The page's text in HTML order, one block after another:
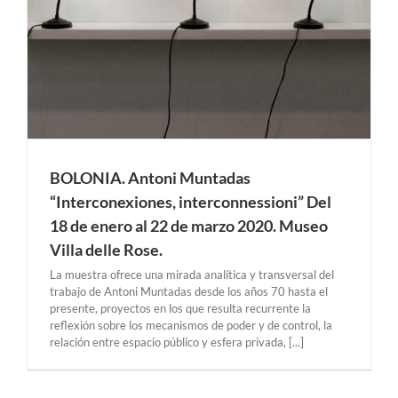
BOLONIA. Antoni Muntadas
“Interconexiones, interconnessioni” Del
18 de enero al 22 de marzo 2020. Museo
Villa delle Rose.
La muestra ofrece una mirada analítica y transversal del
trabajo de Antoni Muntadas desde los años 70 hasta el
presente, proyectos en los que resulta recurrente la
reflexión sobre los mecanismos de poder y de control, la
relación entre espacio público y esfera privada, [...]